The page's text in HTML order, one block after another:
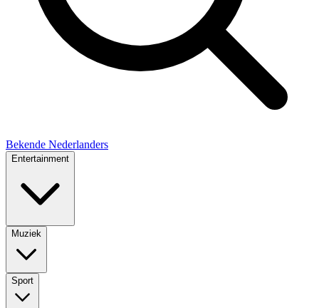
Bekende Nederlanders
Entertainment
Muziek
Sport